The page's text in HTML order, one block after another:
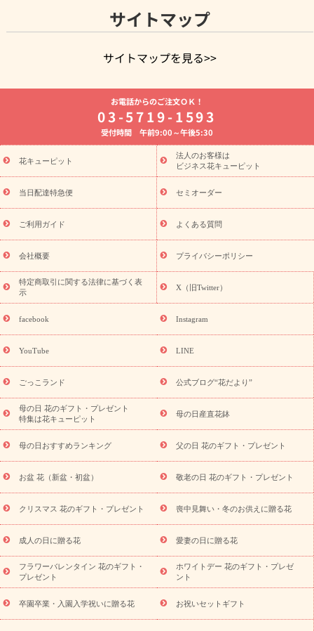
サイトマップ
サイトマップを見る>>
よく贈られる花
お祝いの花特集
誕生日フラワーギフト特集
8月の誕生花(トルコキキョウ)
開店・開業祝い
お供え・お悔やみ お供え・お悔やみの花
通夜・葬儀に贈る花 胡蝶蘭・花鉢
ーブドフラワー
季節のイベント
ひまわり ギフト・プレゼント
特集
お盆 花（新盆・初盆） 季節のイベント
お盆 花（新
盆・初盆）
お盆 花（新盆・初盆）
お盆・お供え 花とセットギ
フト
お盆・お供え プリザーブドフラワー
ひまわり ギフト・プ
レゼント特集
夏の花贈り・お中元・暑中見舞い 花のギフト特集
敬老の日におくる花ギフト・プレゼント特集
花ギフト・プレゼント特集
敬老の日 花のおすすめランキング
敬
老の日 花鉢植えのギフト・プレゼント特集
敬老の日 花とセットギ
フト・プレゼント特集
敬老の日の花 全てのギフト一覧
キャン
ペーン
「きょう誕生日なんです」キャンペーン
探す
誕生日フラワーギフト 誕生日フラワーギフト特集
誕生
日フラワーギフト商品一覧
ユリ トルコキキョウ
誕生花(トルコキキョウ)
9月の誕生花(リンドウ)
誕生日セット
ギフト
「きょう誕生日なんです」キャンペーン
用途から探す お祝いの花特集 当日配達特急便
お祝い商品
一覧
お祝い 新築・引っ越し祝い
結婚記念日
結婚祝い 出産祝い 退院祝い・快気祝い
還暦
祝い・長寿祝い
プチギフト ペットのお祝いフラワー
元・暑中見舞い
敬老の日
お供え
お供え・お悔やみ商品一覧 お供え・お悔やみの花
十九日法要以降に贈る花
通夜・葬儀に贈る花
お供え お花とセッ
お盆（新盆・初盆）
お祝い返し お見舞い
お取り
寄せギフト
ビジネス用 ご自宅用 観葉植物
ミディ胡蝶蘭
プリザーブドフラワー
スタイルから探す
アレンジメント
花束
スタンド花 お祝い お供え・お悔やみ 胡蝶蘭
胡蝶
蘭・花鉢
ミディ胡蝶蘭・お祝い ミディ胡蝶蘭・お供え
の青色胡蝶蘭
観葉植物 観葉植物 産直多肉植物
プリザーブ
ドフラワー
お祝い お供え・お悔やみ 花とセットギフト
ミオーダー
プチギフト（hanamore -ハナモア-）
花とみどりの
eギフト
花キューピットのeGfit カラー ピンク
レンジ
レッド お花の種類 バラ ユリ トルコキキョウ
予
お電話からのご注文ＯＫ！
03-5719-1593
受付時間 午前9:00～午後5:30
花キューピット
法人のお客様は
ビジネス花キューピット
当日配達特急便 セミオーダー
ご利用ガイド よくある質問
会社概要 プライバシーポリシー
特定商取引に関する法律に基づく表
示
X（旧Twitter）
facebook Instagram
YouTube LINE
ごっこランド 公式ブログ“花だより”
母の日 花のギフト・プレゼント
特集は花キューピット
母の日産直花鉢
母の日おすすめランキング 父の日 花のギフト・プレゼント
お盆 花（新盆・初盆） 敬老の日 花のギフト・プレゼント
クリスマス 花のギフト・プレゼント 喪中見舞い・冬のお供えに贈る花
成人の日に贈る花 愛妻の日に贈る花
フラワーバレンタイン 花のギフト・
プレゼント
ホワイトデー 花のギフト・プレゼ
ント
卒園卒業・入園入学祝いに贈る花 お祝いセットギフト